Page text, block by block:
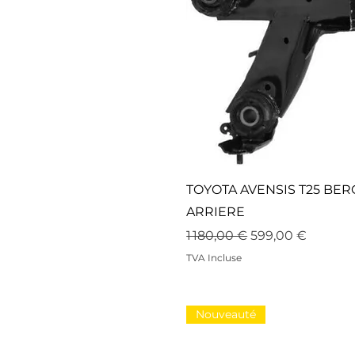
TOYOTA AVENSIS T25
ARRIERE
Prix original
1 180,00 € Prix
599,00 €
TVA Incluse
Nouveauté